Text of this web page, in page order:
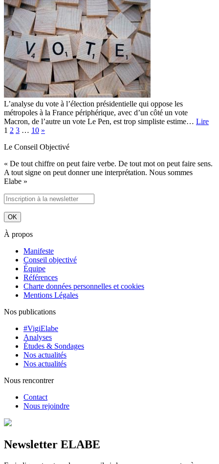
L’analyse du vote à l’élection présidentielle qui oppose les
métropoles à la France périphérique, avec d’un côté un vote
Macron, de l’autre un vote Le Pen, est trop simpliste estime… Lire
1 2 3 … 10 »
Le Conseil Objectivé
« De tout chiffre on peut faire verbe. De tout mot on peut faire sens.
A tout signe on peut donner une interprétation. Nous sommes
Elabe »
À propos
Manifeste
Conseil objectivé
Équipe
Références
Charte données personnelles et cookies
Mentions Légales
Nos publications
#VigiElabe
Analyses
Études & Sondages
Nos actualités
Nos actualités
Nous rencontrer
Contact
Nous rejoindre
Newsletter ELABE